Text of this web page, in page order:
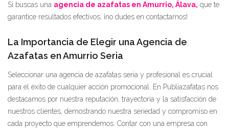
Si buscas una agencia de azafatas en Amurrio, Álava, que te
garantice resultados efectivos, ¡no dudes en contactarnos!
La Importancia de Elegir una Agencia de
Azafatas en Amurrio Seria
Seleccionar una agencia de azafatas seria y profesional es crucial
para el éxito de cualquier acción promocional. En Publiazafatas nos
destacamos por nuestra reputación, trayectoria y la satisfacción de
nuestros clientes, demostrando nuestra seriedad y compromiso en
cada proyecto que emprendemos. Contar con una empresa con